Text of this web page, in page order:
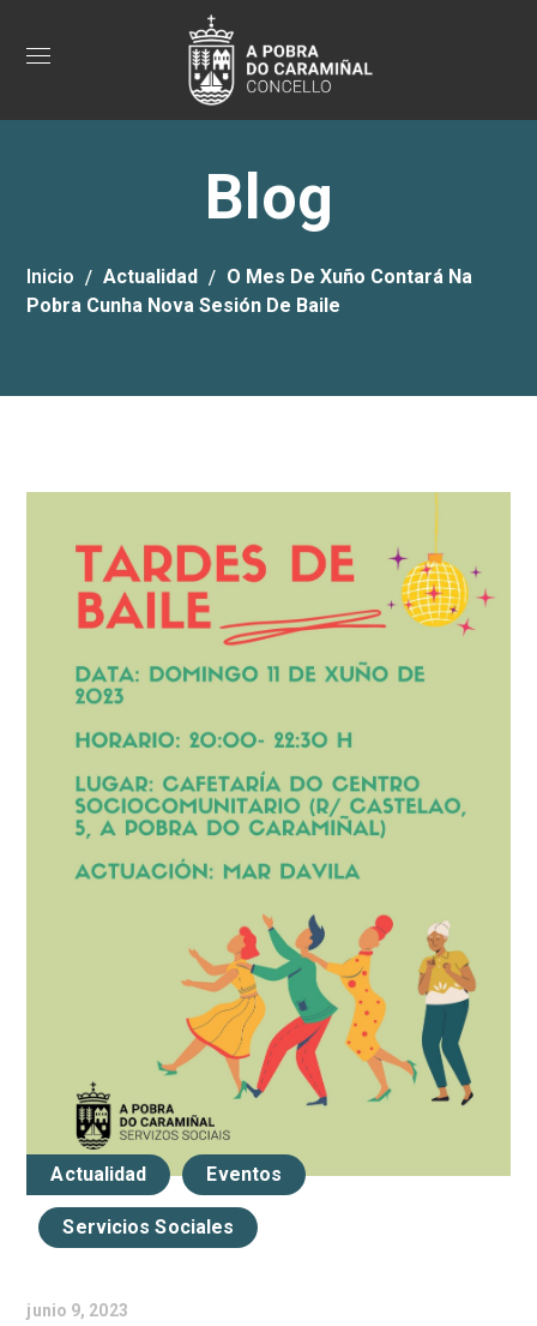
Blog
Inicio Actualidad
O Mes De Xuño Contará Na
Pobra Cunha Nova Sesión De Baile
Actualidad Eventos
Servicios Sociales
junio 9, 2023